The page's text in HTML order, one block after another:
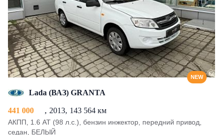
NEW
Lada (ВАЗ) GRANTA
441 000 2013 143 564 км
АКПП, 1.6 AT (98 л.с.), бензин инжектор, передний привод,
седан, БЕЛЫЙ